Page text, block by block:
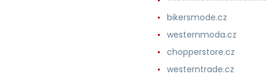
bikersmode.cz
westernmoda.cz
chopperstore.cz
westerntrade.cz